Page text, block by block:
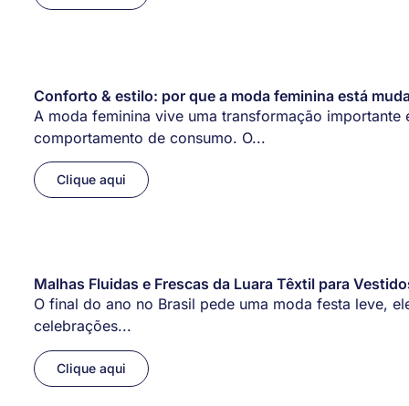
Conforto & estilo: por que a moda feminina está
A moda feminina vive uma transformação importante
comportamento de consumo. O...
Clique aqui
Malhas Fluidas e Frescas da Luara Têxtil para
O final do ano no Brasil pede uma moda festa leve,
celebrações...
Clique aqui